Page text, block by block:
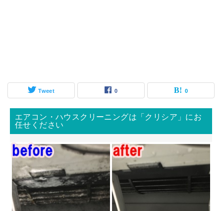
Tweet 0 0
エアコン・ハウスクリーニングは「クリシア」にお
任せください